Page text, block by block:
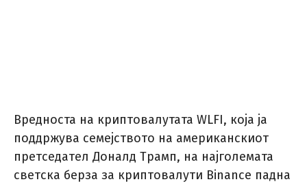
Вредноста на криптовалутата WLFI, која ја
поддржува семејството на американскиот
претседател Доналд Трамп, на најголемата
светска берза за криптовалути Binance падна